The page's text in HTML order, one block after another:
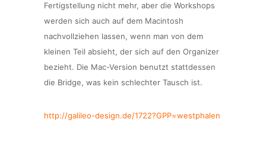
Fertigstellung nicht mehr, aber die Workshops
werden sich auch auf dem Macintosh
nachvollziehen lassen, wenn man von dem
kleinen Teil absieht, der sich auf den Organizer
bezieht. Die Mac-Version benutzt stattdessen
die Bridge, was kein schlechter Tausch ist.
http://galileo-design.de/1722?GPP=westphalen